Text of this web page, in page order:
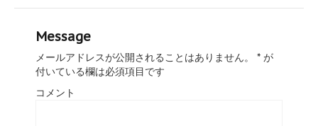
Message
メールアドレスが公開されることはありません。 * が
付いている欄は必須項目です
コメント